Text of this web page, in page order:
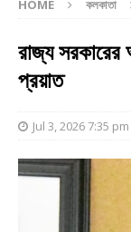
HOME কলকাতা
রাজ্য সরকারের
প্রয়াত
Jul 3, 2026 7:35 pm